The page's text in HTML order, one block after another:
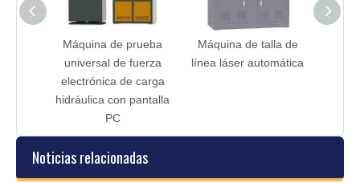
Máquina de prueba
universal de fuerza
electrónica de carga
hidráulica con pantalla
PC
Máquina de talla de
línea láser automática
Noticias relacionadas